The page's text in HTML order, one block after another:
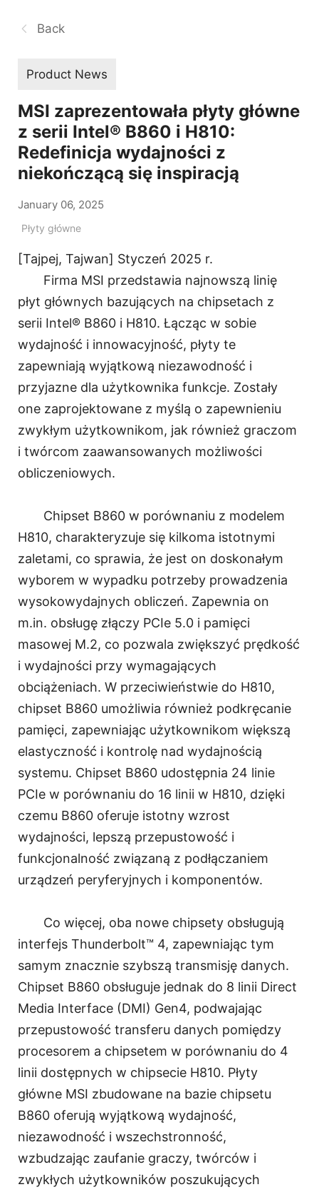
Back
Product News
MSI zaprezentowała płyty główne
z serii Intel® B860 i H810:
Redefinicja wydajności z
niekończącą się inspiracją
January 06, 2025
Płyty główne
[Tajpej, Tajwan] Styczeń 2025 r.
Firma MSI przedstawia najnowszą linię
płyt głównych bazujących na chipsetach z
serii Intel® B860 i H810. Łącząc w sobie
wydajność i innowacyjność, płyty te
zapewniają wyjątkową niezawodność i
przyjazne dla użytkownika funkcje. Zostały
one zaprojektowane z myślą o zapewnieniu
zwykłym użytkownikom, jak również graczom
i twórcom zaawansowanych możliwości
obliczeniowych.
Chipset B860 w porównaniu z modelem
H810, charakteryzuje się kilkoma istotnymi
zaletami, co sprawia, że jest on doskonałym
wyborem w wypadku potrzeby prowadzenia
wysokowydajnych obliczeń. Zapewnia on
m.in. obsługę złączy PCIe 5.0 i pamięci
masowej M.2, co pozwala zwiększyć prędkość
i wydajności przy wymagających
obciążeniach. W przeciwieństwie do H810,
chipset B860 umożliwia również podkręcanie
pamięci, zapewniając użytkownikom większą
elastyczność i kontrolę nad wydajnością
systemu. Chipset B860 udostępnia 24 linie
PCIe w porównaniu do 16 linii w H810, dzięki
czemu B860 oferuje istotny wzrost
wydajności, lepszą przepustowość i
funkcjonalność związaną z podłączaniem
urządzeń peryferyjnych i komponentów.
Co więcej, oba nowe chipsety obsługują
interfejs Thunderbolt™ 4, zapewniając tym
samym znacznie szybszą transmisję danych.
Chipset B860 obsługuje jednak do 8 linii Direct
Media Interface (DMI) Gen4, podwajając
przepustowość transferu danych pomiędzy
procesorem a chipsetem w porównaniu do 4
linii dostępnych w chipsecie H810. Płyty
główne MSI zbudowane na bazie chipsetu
B860 oferują wyjątkową wydajność,
niezawodność i wszechstronność,
wzbudzając zaufanie graczy, twórców i
zwykłych użytkowników poszukujących